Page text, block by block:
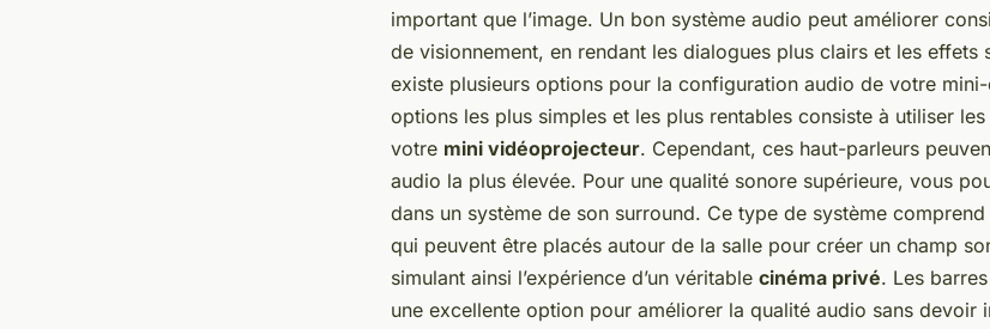
important que l’image. Un bon système audio peut améliorer
de visionnement, en rendant les dialogues plus clairs et les effets
existe plusieurs options pour la configuration audio de votre mini-
options les plus simples et les plus rentables consiste à utiliser
votre mini vidéoprojecteur. Cependant, ces haut-parleurs
audio la plus élevée. Pour une qualité sonore supérieure, vous
dans un système de son surround. Ce type de système
qui peuvent être placés autour de la salle pour créer un champ
simulant ainsi l’expérience d’un véritable cinéma privé. Les
une excellente option pour améliorer la qualité audio sans devoir